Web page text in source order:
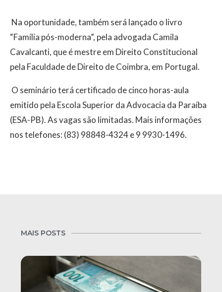
Na oportunidade, também será lançado o livro
“Família pós-moderna”, pela advogada Camila
Cavalcanti, que é mestre em Direito Constitucional
pela Faculdade de Direito de Coimbra, em Portugal.
O seminário terá certificado de cinco horas-aula
emitido pela Escola Superior da Advocacia da Paraíba
(ESA-PB). As vagas são limitadas. Mais informações
nos telefones: (83) 98848-4324 e 9 9930-1496.
MAIS POSTS